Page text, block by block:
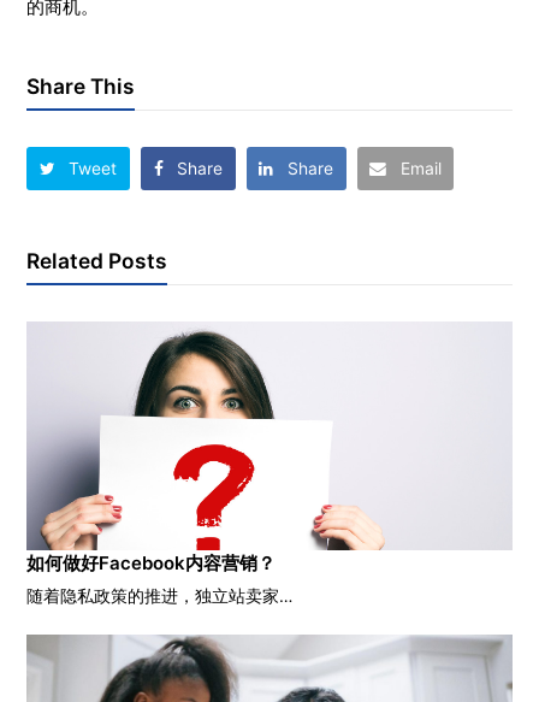
的商机。
Share This
Tweet Share Share Email
Related Posts
如何做好Facebook内容营销？
随着隐私政策的推进，独立站卖家…